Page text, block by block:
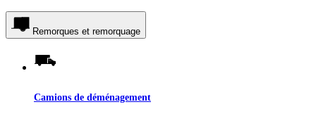
Remorques et remorquage
Camions de déménagement